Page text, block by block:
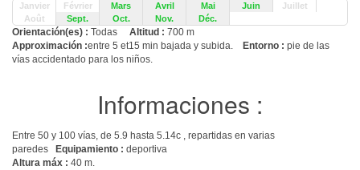
Janvier Février Mars Avril Mai Juin
Juillet
Août
Sept. Oct. Nov. Déc.
Orientación(es) : Todas Altitud : 700 m
Approximación :entre 5 et15 min bajada y subida. Entorno : pie de las
vías accidentado para los niños.
Informaciones :
Entre 50 y 100 vías, de 5.9 hasta 5.14c , repartidas en varias
paredes
Equipamiento : deportiva
Altura máx : 40 m.